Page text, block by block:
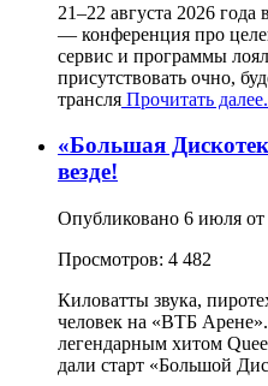
21–22 августа 2026
— конференция про
сервис и программы
присутствовать очно,
трансля Прочитать
«Большая
везде!
Опубликовано 6 июля от
Просмотров: 4 482
Киловатты звука,
человек на «ВТБ
легендарным хитом
дали старт «Большой